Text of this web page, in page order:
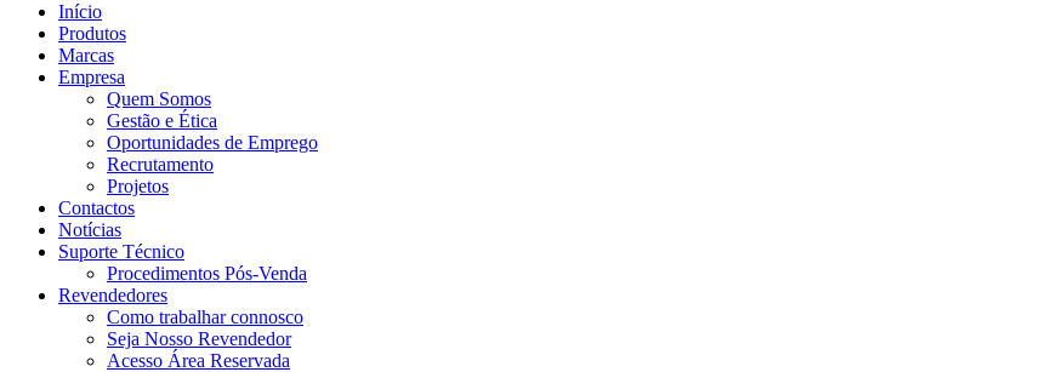
Início
Produtos
Marcas
Empresa
Quem Somos
Gestão e Ética
Oportunidades de Emprego
Recrutamento
Projetos
Contactos
Notícias
Suporte Técnico
Procedimentos Pós-Venda
Revendedores
Como trabalhar connosco
Seja Nosso Revendedor
Acesso Área Reservada